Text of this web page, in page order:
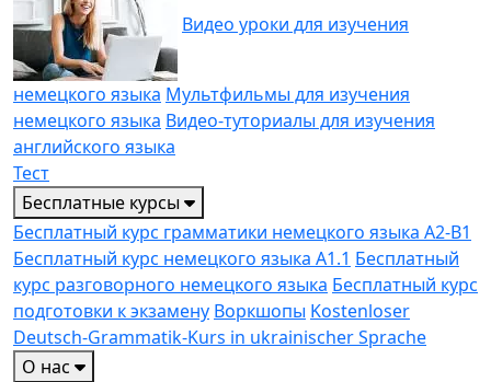
Видео уроки для изучения
немецкого языка Мультфильмы для изучения
немецкого языка Видео-туториалы для изучения
английского языка
Тест
Бесплатные курсы
Бесплатный курс грамматики немецкого языка A2-B1
Бесплатный курс немецкого языка A1.1 Бесплатный
курс разговорного немецкого языка Бесплатный курс
подготовки к экзамену Воркшопы Kostenloser
Deutsch-Grammatik-Kurs in ukrainischer Sprache
О нас